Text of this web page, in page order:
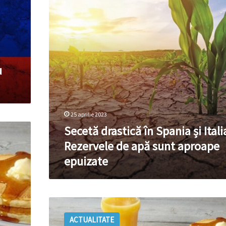
Italia:
Rezervele
de
apă
sunt
aproape
epuizate
25 aprilie 2023
Secetă drastică în Spania și
Rezervele de apă sunt aproape
epuizate
Alarmant!
Unele
râuri
ACTUALITATE